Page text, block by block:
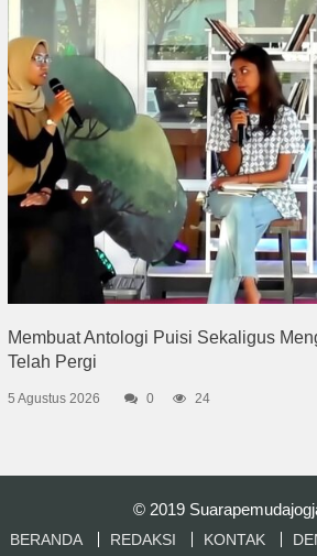
Membuat Antologi Puisi Sekaligus
Telah Pergi
5 Agustus 2026 0 24
© 2019
BERANDA REDAKSI KONTAK